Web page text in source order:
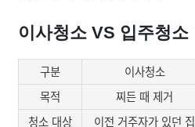
이사청소 VS 입주청소
구분 이사청소
목적
찌든 때 제거
청소 대상
이전 거주자가 있던 집